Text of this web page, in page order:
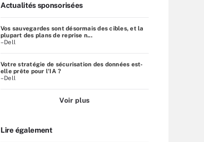
Actualités sponsorisées
Vos sauvegardes sont désormais des cibles, et la
plupart des plans de reprise n...
–Dell
Votre stratégie de sécurisation des données est-
elle prête pour l'IA ?
–Dell
Voir plus
Lire également